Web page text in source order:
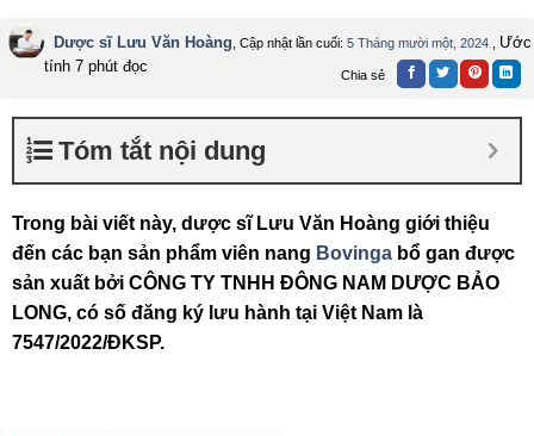
Tiêu chuẩn sản
Xuất xứ Việt Nam
Hạn sử dụng 36 tháng kể từ ngày sản xuất
Dược sĩ Lưu Văn Hoàng , Cập nhật lần cuối: 5 Tháng mười một, 2024
Ước
tính 7 phút đọc
Chia sẻ
Tóm tắt nội dung
Trong bài viết này, dược sĩ Lưu Văn Hoàng giới thiệu
đến các bạn sản phẩm viên nang Bovinga bổ gan được
sản xuất bởi CÔNG TY TNHH ĐÔNG NAM DƯỢC BẢO
LONG, có số đăng ký lưu hành tại Việt Nam là
7547/2022/ĐKSP.